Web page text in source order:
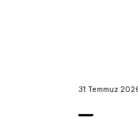
31 Temmuz